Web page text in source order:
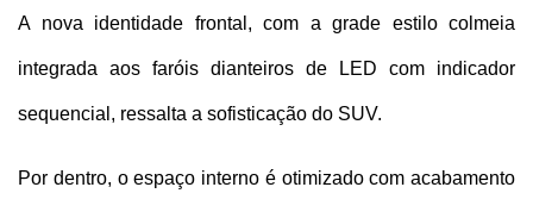
A nova identidade frontal, com a grade estilo colmeia
integrada aos faróis dianteiros de LED com indicador
sequencial, ressalta a sofisticação do SUV.
Por dentro, o espaço interno é otimizado com acabamento